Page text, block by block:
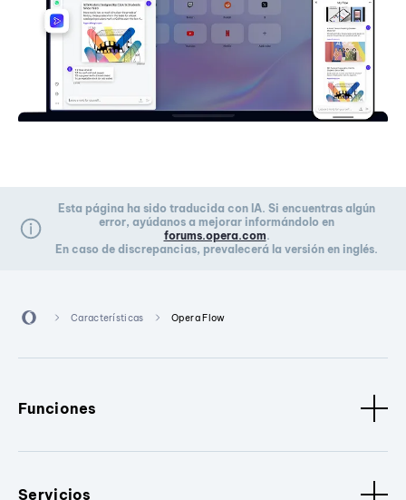
Esta página ha sido traducida con IA. Si encuentras algún
error, ayúdanos a mejorar informándolo en
forums.opera.com.
En caso de discrepancias, prevalecerá la versión en inglés.
Características Opera Flow
Funciones
Servicios